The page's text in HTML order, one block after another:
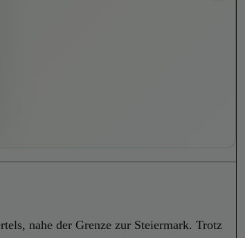
nahe der Grenze zur Steiermark. Trotz